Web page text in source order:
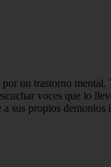
un trastorno mental.
voces que lo
sus propios demonios